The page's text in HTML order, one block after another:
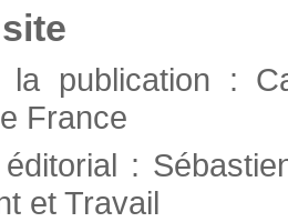
la publication :
France
:
et Travail